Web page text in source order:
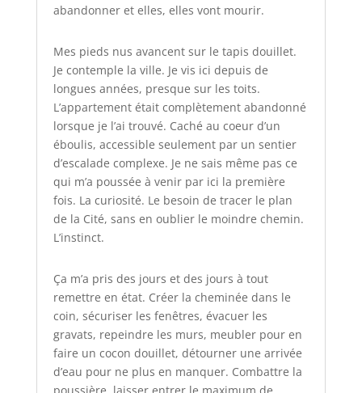
abandonner et elles, elles vont mourir.
Mes pieds nus avancent sur le tapis douillet.
Je contemple la ville. Je vis ici depuis de
longues années, presque sur les toits.
L’appartement était complètement abandonné
lorsque je l’ai trouvé. Caché au coeur d’un
éboulis, accessible seulement par un sentier
d’escalade complexe. Je ne sais même pas ce
qui m’a poussée à venir par ici la première
fois. La curiosité. Le besoin de tracer le plan
de la Cité, sans en oublier le moindre chemin.
L’instinct.
Ça m’a pris des jours et des jours à tout
remettre en état. Créer la cheminée dans le
coin, sécuriser les fenêtres, évacuer les
gravats, repeindre les murs, meubler pour en
faire un cocon douillet, détourner une arrivée
d’eau pour ne plus en manquer. Combattre la